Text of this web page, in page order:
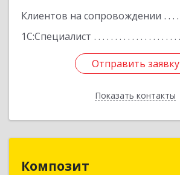
Клиентов на сопровождении
1С:Специалист
Отправить заявку
Показать контакты
Отправить заявку
Назад
Композит